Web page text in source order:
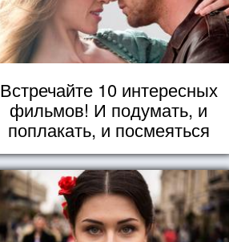
Встречайте 10 интересных
фильмов! И подумать, и
поплакать, и посмеяться